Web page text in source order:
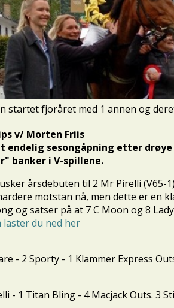
startet fjoråret med 1 annen og
v/ Morten Friis
endelig sesongåpning etter
banker i V-spillene.
årsdebuten til 2 Mr Pirelli (V65-
motstan nå, men dette er en
og satser på at 7 C Moon og 8
laster du ned her
- 2 Sporty - 1 Klammer Express
- 1 Titan Bling - 4 Macjack Outs. 3